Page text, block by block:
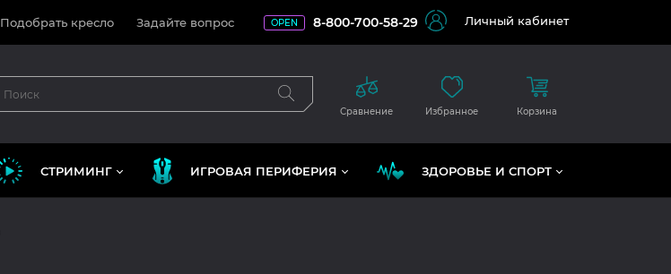
Подобрать кресло Задайте вопрос OPEN 8-800-700-58-29 Личный кабинет
Сравнение Избранное Корзина
СТРИМИНГ ИГРОВАЯ ПЕРИФЕРИЯ ЗДОРОВЬЕ И СПОРТ